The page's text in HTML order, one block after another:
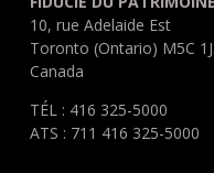
10, rue Adelaide Est
Toronto (Ontario) M5C
Canada
TÉL : 416 325-5000
ATS : 711 416 325-5000